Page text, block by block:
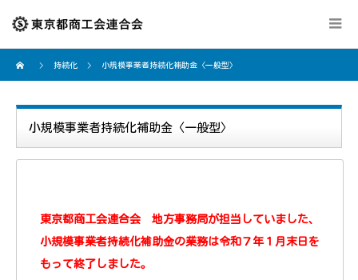
持続化 小規模事業者持続化補助金〈一般型〉
小規模事業者持続化補助金〈一般型〉
東京都商工会連合会 地方事務局が担当していました、
小規模事業者持続化補助金の業務は令和７年１月末日を
もって終了しました。